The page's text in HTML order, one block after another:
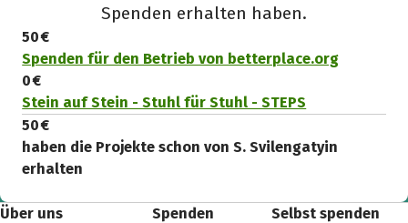
Spenden erhalten haben.
50 €
Spenden für den Betrieb von betterplace.org
0 €
Stein auf Stein - Stuhl für Stuhl - STEPS
50 €
haben die Projekte schon von S. Svilengatyin
erhalten
Über uns
Spenden
Selbst spenden